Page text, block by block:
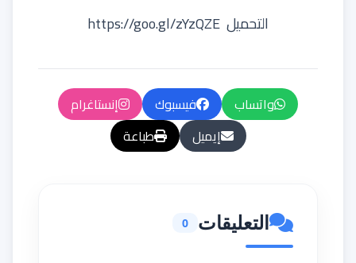
التحميل https://goo.gl/zYzQZE
واتساب فيسبوك
إنستاغرام
إيميل
طباعة
التعليقات 0